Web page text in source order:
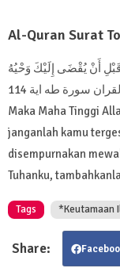
Al-Quran Surat
قَبْلِ أَنْ يُقْضَى إِلَيْكَ وَحْيُهُ
Maka Maha Tinggi
janganlah kamu
disempurnakan
Tuhanku,
Tags *Keutamaan